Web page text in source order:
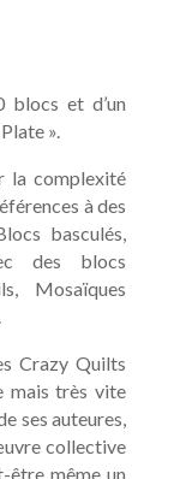
et d’un
».
la complexité
à des
basculés,
des blocs
Mosaïques
Crazy Quilts
mais très vite
ses auteures,
collective
être même un